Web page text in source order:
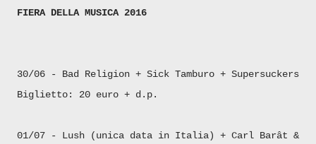
FIERA DELLA MUSICA 2016
30/06 - Bad Religion + Sick Tamburo + Supersuckers
Biglietto: 20 euro + d.p.
01/07 - Lush (unica data in Italia) + Carl Barât &